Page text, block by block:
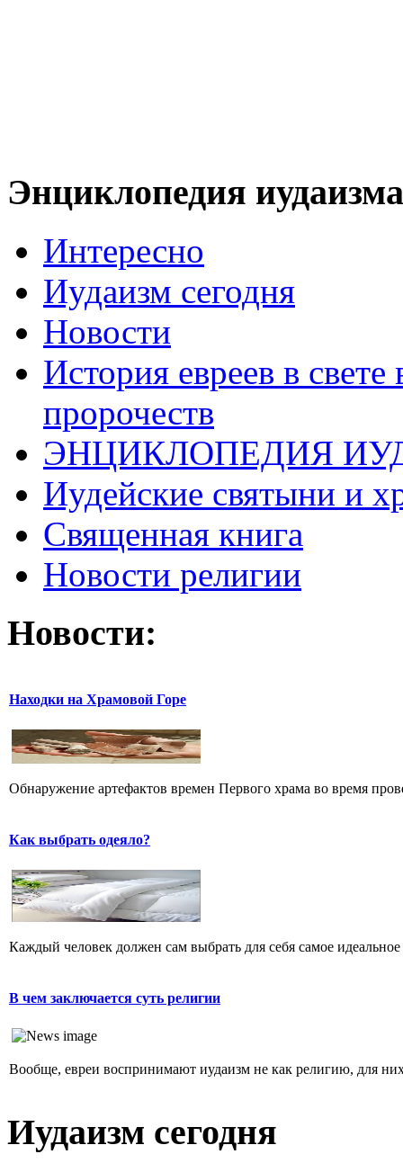
Энциклопедия иудаизма
Интересно
Иудаизм сегодня
Новости
История евреев в
пророчеств
ЭНЦИКЛОПЕДИЯ
Иудейские святыни и
Священная книга
Новости религии
Новости:
Находки на Храмовой Горе
Обнаружение артефактов времен Первого храма во время
Как выбрать одеяло?
Каждый человек должен сам выбрать для себя самое
В чем заключается суть религии
Вообще, евреи воспринимают иудаизм не как религию, для
Иудаизм сегодня